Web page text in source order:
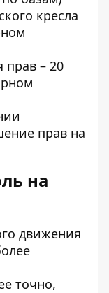
кресла
прав – 20
прав на
на
движения
точно,